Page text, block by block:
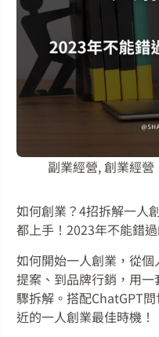
副業經營,創業經營
如何創業？4招拆解一人
都上手！2023年不能錯
如何開始一人創業，從
提案、到品牌行銷，用
驟拆解。搭配ChatGPT
近的一人創業最佳時機！